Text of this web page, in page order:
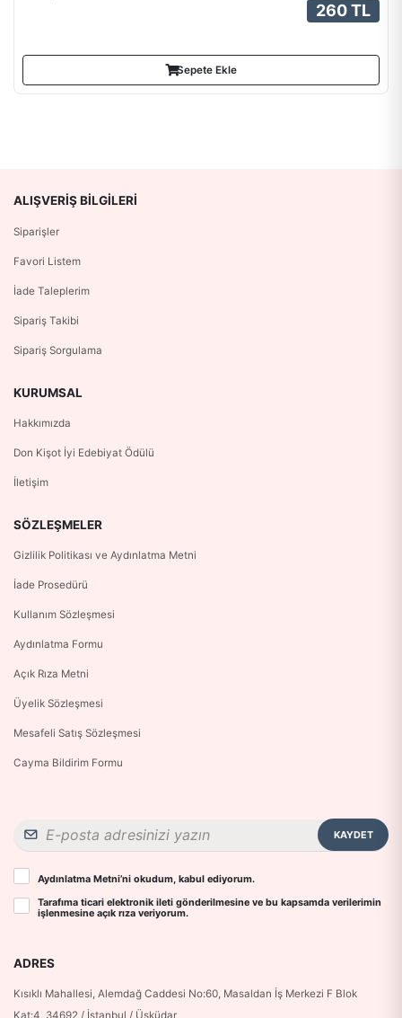
260 TL
Sepete Ekle
ALIŞVERIŞ BILGILERI
Siparişler
Favori Listem
İade Taleplerim
Sipariş Takibi
Sipariş Sorgulama
KURUMSAL
Hakkımızda
Don Kişot İyi Edebiyat Ödülü
İletişim
SÖZLEŞMELER
Gizlilik Politikası ve Aydınlatma Metni
İade Prosedürü
Kullanım Sözleşmesi
Aydınlatma Formu
Açık Rıza Metni
Üyelik Sözleşmesi
Mesafeli Satış Sözleşmesi
Cayma Bildirim Formu
KAYDET
Aydınlatma Metni’ni okudum, kabul ediyorum.
Tarafıma ticari elektronik ileti gönderilmesine ve bu kapsamda verilerimin
işlenmesine açık rıza veriyorum.
ADRES
Kısıklı Mahallesi, Alemdağ Caddesi No:60, Masaldan İş Merkezi F Blok
Kat:4, 34692 / İstanbul / Üsküdar